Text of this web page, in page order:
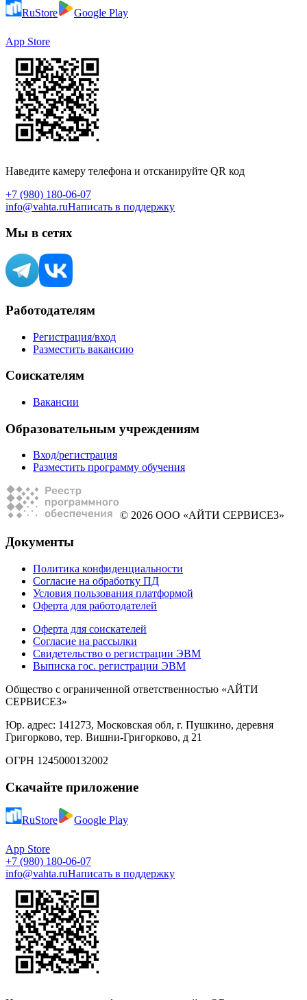
RuStore Google Play
App Store
Наведите камеру телефона и отсканируйте QR код
+7 (980) 180-06-07
info@vahta.ruНаписать в поддержку
Мы в сетях
Работодателям
Регистрация/вход
Разместить вакансию
Соискателям
Вакансии
Образовательным учреждениям
Вход/регистрация
Разместить программу обучения
© 2026 ООО «АЙТИ СЕРВИСЕЗ»
Документы
Политика конфиденциальности
Согласие на обработку ПД
Условия пользования платформой
Оферта для работодателей
Оферта для соискателей
Согласие на рассылки
Свидетельство о регистрации ЭВМ
Выписка гос. регистрации ЭВМ
Общество с ограниченной ответственностью «АЙТИ
СЕРВИСЕЗ»
Юр. адрес: 141273, Московская обл, г. Пушкино, деревня
Григорково, тер. Вишни-Григорково, д 21
ОГРН 1245000132002
Скачайте приложение
RuStore Google Play
App Store
+7 (980) 180-06-07
info@vahta.ruНаписать в поддержку